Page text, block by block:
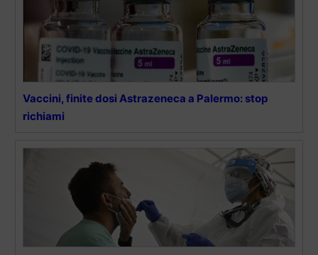
Vaccini, finite dosi Astrazeneca a Palermo: stop
richiami